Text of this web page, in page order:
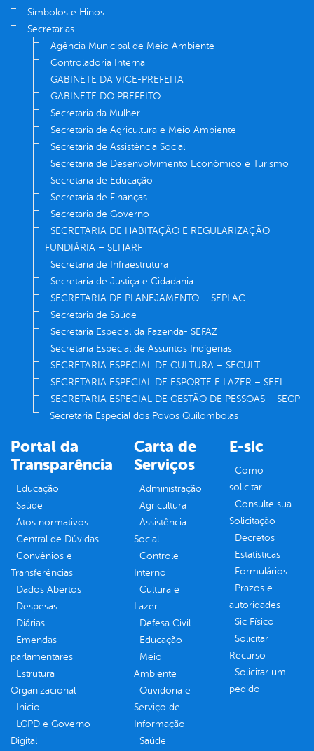
Símbolos e Hinos
Secretarias
Agência Municipal de Meio Ambiente
Controladoria Interna
GABINETE DA VICE-PREFEITA
GABINETE DO PREFEITO
Secretaria da Mulher
Secretaria de Agricultura e Meio Ambiente
Secretaria de Assistência Social
Secretaria de Desenvolvimento Econômico e Turismo
Secretaria de Educação
Secretaria de Finanças
Secretaria de Governo
SECRETARIA DE HABITAÇÃO E REGULARIZAÇÃO
FUNDIÁRIA – SEHARF
Secretaria de Infraestrutura
Secretaria de Justiça e Cidadania
SECRETARIA DE PLANEJAMENTO – SEPLAC
Secretaria de Saúde
Secretaria Especial da Fazenda- SEFAZ
Secretaria Especial de Assuntos Indígenas
SECRETARIA ESPECIAL DE CULTURA – SECULT
SECRETARIA ESPECIAL DE ESPORTE E LAZER – SEEL
SECRETARIA ESPECIAL DE GESTÃO DE PESSOAS – SEGP
Secretaria Especial dos Povos Quilombolas
Portal da
Transparência
Educação
Saúde
Atos normativos
Central de Dúvidas
Convênios e
Transferências
Dados Abertos
Despesas
Diárias
Emendas
parlamentares
Estrutura
Organizacional
Inicio
LGPD e Governo
Digital
Carta de
Serviços
Administração
Agricultura
Assistência
Social
Controle
Interno
Cultura e
Lazer
Defesa Civil
Educação
Meio
Ambiente
Ouvidoria e
Serviço de
Informação
Saúde
E-sic
Como
solicitar
Consulte sua
Solicitação
Decretos
Estatísticas
Formulários
Prazos e
autoridades
Sic Físico
Solicitar
Recurso
Solicitar um
pedido